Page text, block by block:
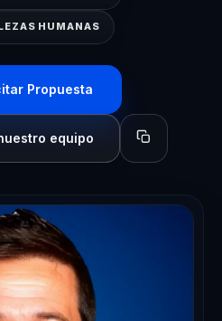
HUMANAS
Propuesta
equipo Copiar perfil